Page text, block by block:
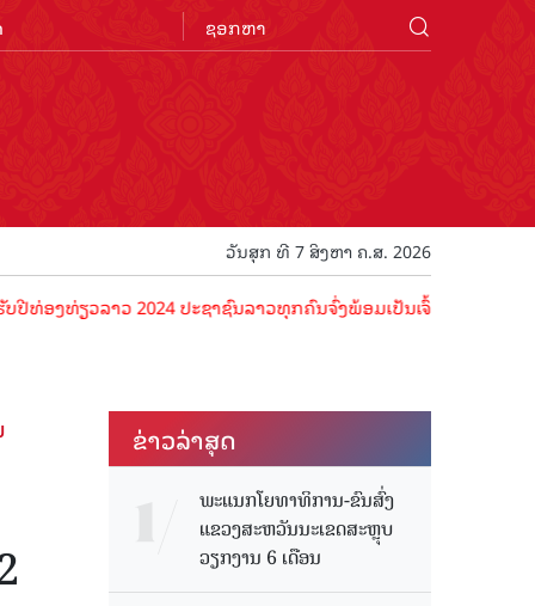
ວັນສຸກ ທີ 7 ສິງຫາ ຄ.ສ. 2026
ວລາວ 2024 ປະຊາຊົນລາວທຸກຄົນຈົ່ງພ້ອມເປັນເຈົ້າພາບທີ່ດີ ຕ້ອນຮັບນັກ
ຂ່າວ​ລ່າ​ສຸດ
ພະແນກໂຍທາທິການ-ຂົນສົ່ງ
ແຂວງສະຫວັນນະເຂດສະຫຼຸບ
ວຽກງານ 6 ເດືອນ